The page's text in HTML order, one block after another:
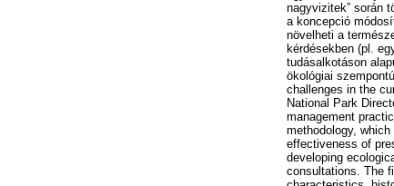
nagyvizitek” során
a koncepció
növelheti a
kérdésekben (pl.
tudásalkotáson
ökológiai
challenges in the
National Park
management
methodology,
effectiveness of
developing
consultations. The